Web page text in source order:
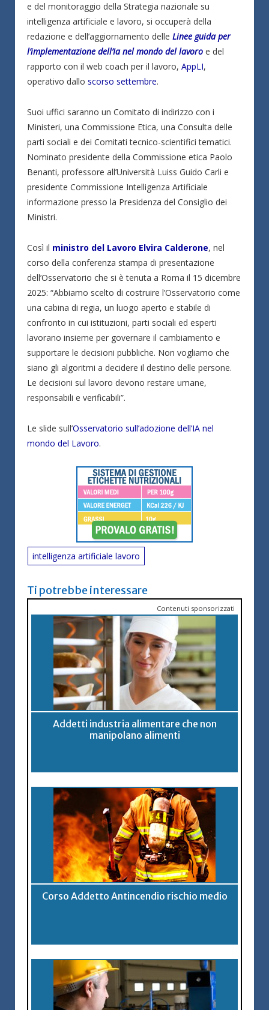
e del monitoraggio della Strategia nazionale su
intelligenza artificiale e lavoro, si occuperà della
redazione e dell’aggiornamento delle Linee guida per
l’implementazione dell’Ia nel mondo del lavoro e del
rapporto con il web coach per il lavoro, AppLI,
operativo dallo scorso settembre.
Suoi uffici saranno un Comitato di indirizzo con i
Ministeri, una Commissione Etica, una Consulta delle
parti sociali e dei Comitati tecnico-scientifici tematici.
Nominato presidente della Commissione etica Paolo
Benanti, professore all’Università Luiss Guido Carli e
presidente Commissione Intelligenza Artificiale
informazione presso la Presidenza del Consiglio dei
Ministri.
Così il ministro del Lavoro Elvira Calderone, nel
corso della conferenza stampa di presentazione
dell’Osservatorio che si è tenuta a Roma il 15 dicembre
2025: “Abbiamo scelto di costruire l’Osservatorio come
una cabina di regia, un luogo aperto e stabile di
confronto in cui istituzioni, parti sociali ed esperti
lavorano insieme per governare il cambiamento e
supportare le decisioni pubbliche. Non vogliamo che
siano gli algoritmi a decidere il destino delle persone.
Le decisioni sul lavoro devono restare umane,
responsabili e verificabili”.
Le slide sull’Osservatorio sull’adozione dell’IA nel
mondo del Lavoro.
intelligenza artificiale lavoro
Ti potrebbe interessare
Contenuti sponsorizzati
Addetti industria alimentare che non
manipolano alimenti
Corso Addetto Antincendio rischio medio